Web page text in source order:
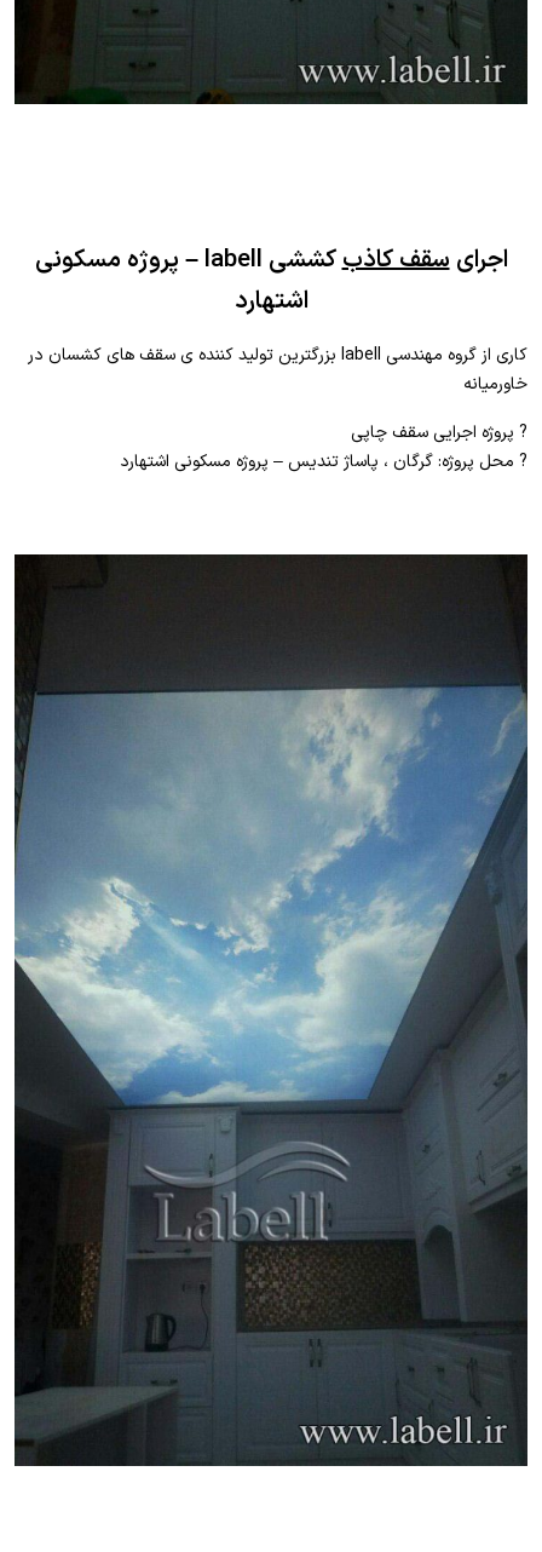
اجرایسقف کاذب
کششی labell – پروژه مسکونی
اشتهارد
کاری از گروه مهندسی labell بزرگترین تولید کننده ی سقف های کشسان در
خاورمیانه
? پروژه اجرایی سقف چاپی
? محل پروژه: گرگان ، پاساژ تنديس – پروژه مسکونی اشتهارد